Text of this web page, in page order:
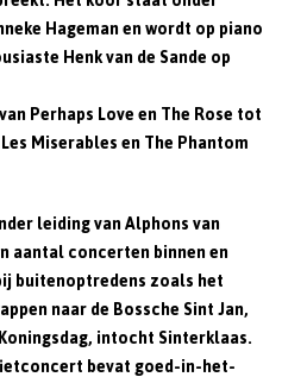
Hageman en wordt op piano
Henk van de Sande op
Perhaps Love en The Rose tot
Miserables en The Phantom
leiding van Alphons van
aantal concerten binnen en
buitenoptredens zoals het
naar de Bossche Sint Jan,
intocht Sinterklaas.
bevat goed-in-het-